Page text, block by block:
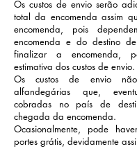
Os custos de envio serão
total da encomenda assim
encomenda, pois
encomenda e do destino
finalizar a encomenda,
estimativa dos custos de envio.
Os custos de envio
alfandegárias que,
cobradas no país de
chegada da encomenda.
Ocasionalmente, pode
portes grátis, devidamente